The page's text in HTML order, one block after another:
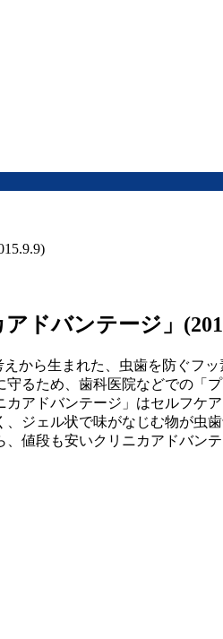
ドバンテージ」
から生まれた、虫歯を防ぐフ
るため、歯科医院などでの「
アドバンテージ」はセルフケ
ジェル状で味がなじむ物が虫
値段も安いクリニカアドバ